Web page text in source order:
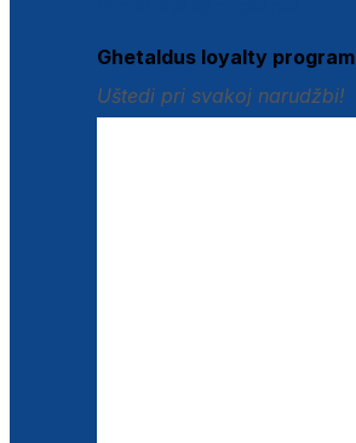
Ghetaldus loyalty program
Uštedi pri svakoj narudžbi!